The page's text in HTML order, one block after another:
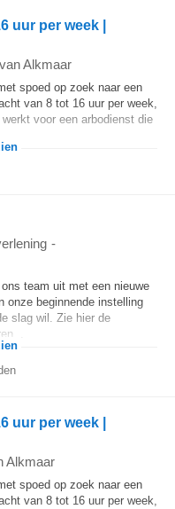
uur per week |
Alkmaar
spoed op zoek naar een
van 8 tot 16 uur per week,
voor een arbodienst die
-
team uit met een nieuwe
onze beginnende instelling
slag wil. Zie hier de
uur per week |
Alkmaar
spoed op zoek naar een
van 8 tot 16 uur per week,